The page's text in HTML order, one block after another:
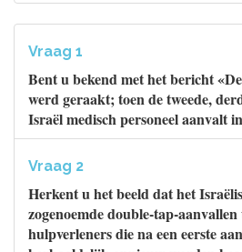
Vraag 1
Bent u bekend met het bericht
werd geraakt; toen de tweede,
Israël medisch personeel aanvalt
Vraag 2
Herkent u het beeld dat het
zogenoemde double-tap-
hulpverleners die na een eerste